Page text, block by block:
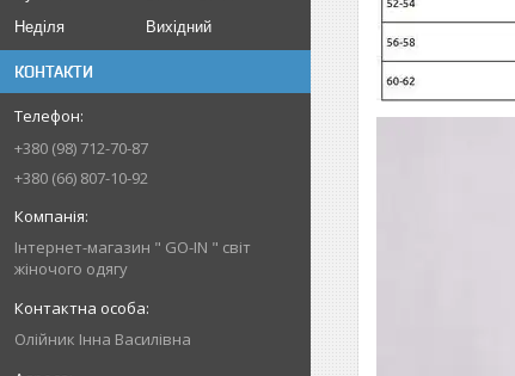
Неділя
Вихідний
КОНТАКТИ
+380 (98) 712-70-87
+380 (66) 807-10-92
Інтернет-магазин " GO-IN " світ
жіночого одягу
Олійник Інна Василівна